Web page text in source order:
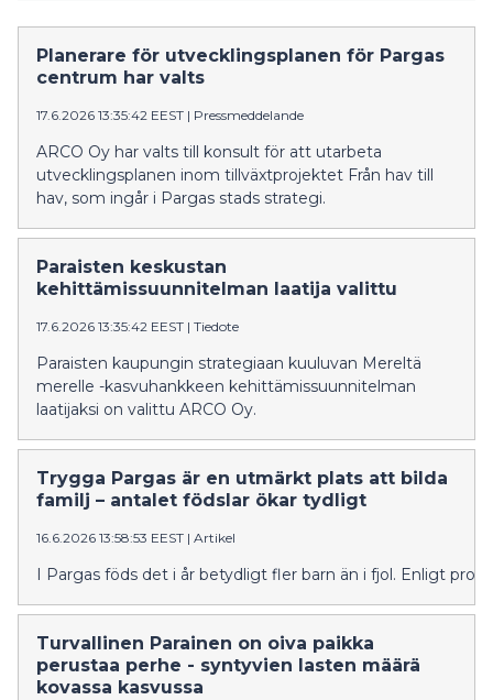
Planerare för utvecklingsplanen för Pargas
centrum har valts
17.6.2026 13:35:42 EEST | Pressmeddelande
ARCO Oy har valts till konsult för att utarbeta
utvecklingsplanen inom tillväxtprojektet Från hav till
hav, som ingår i Pargas stads strategi.
Paraisten keskustan
kehittämissuunnitelman laatija valittu
17.6.2026 13:35:42 EEST | Tiedote
Paraisten kaupungin strategiaan kuuluvan Mereltä
merelle -kasvuhankkeen kehittämissuunnitelman
laatijaksi on valittu ARCO Oy.
Trygga Pargas är en utmärkt plats att bilda
familj – antalet födslar ökar tydligt
16.6.2026 13:58:53 EEST | Artikel
I Pargas föds det i år betydligt fler barn än i fjol. Enligt
Turvallinen Parainen on oiva paikka
perustaa perhe - syntyvien lasten määrä
kovassa kasvussa